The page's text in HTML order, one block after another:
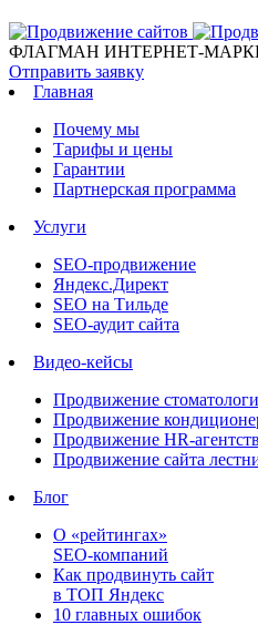
ФЛАГМАН ИНТЕРНЕТ-
Отправить заявку
Главная
Почему мы
Тарифы и цены
Гарантии
Партнерская программа
Услуги
SEO-продвижение
Яндекс.Директ
SEO на Тильде
SEO-аудит сайта
Видео-кейсы
Продвижение
Продвижение
Продвижение HR-
Продвижение сайта
Блог
О «рейтингах»
SEO-компаний
Как продвинуть сайт
в ТОП Яндекс
10 главных ошибок